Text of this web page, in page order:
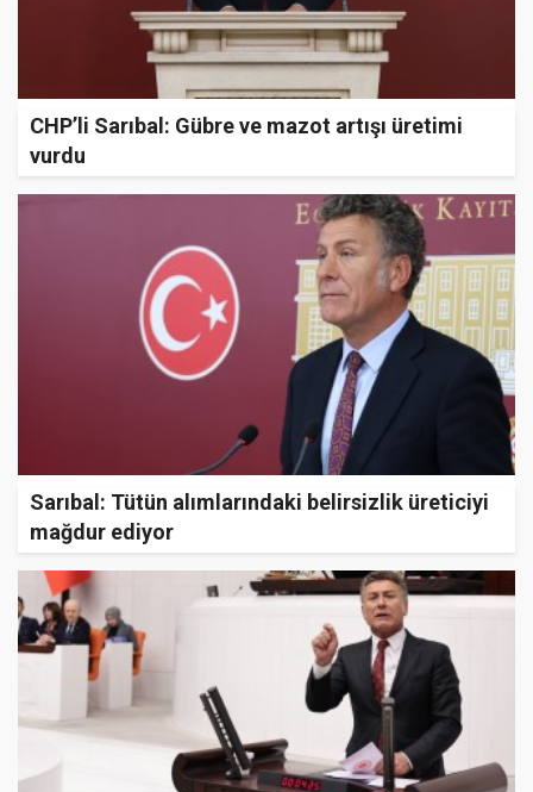
CHP’li Sarıbal: Gübre ve mazot artışı üretimi
vurdu
Sarıbal: Tütün alımlarındaki belirsizlik üreticiyi
mağdur ediyor